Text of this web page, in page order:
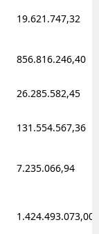
19.621.747,32
856.816.246,40
26.285.582,45
131.554.567,36
7.235.066,94
1.424.493.073,00